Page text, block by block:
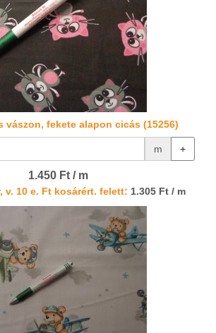
vászon, fekete alapon cicás (15256)
m +
1.450 Ft / m
v. 10 e. Ft kosárért. felett: 1.305 Ft / m